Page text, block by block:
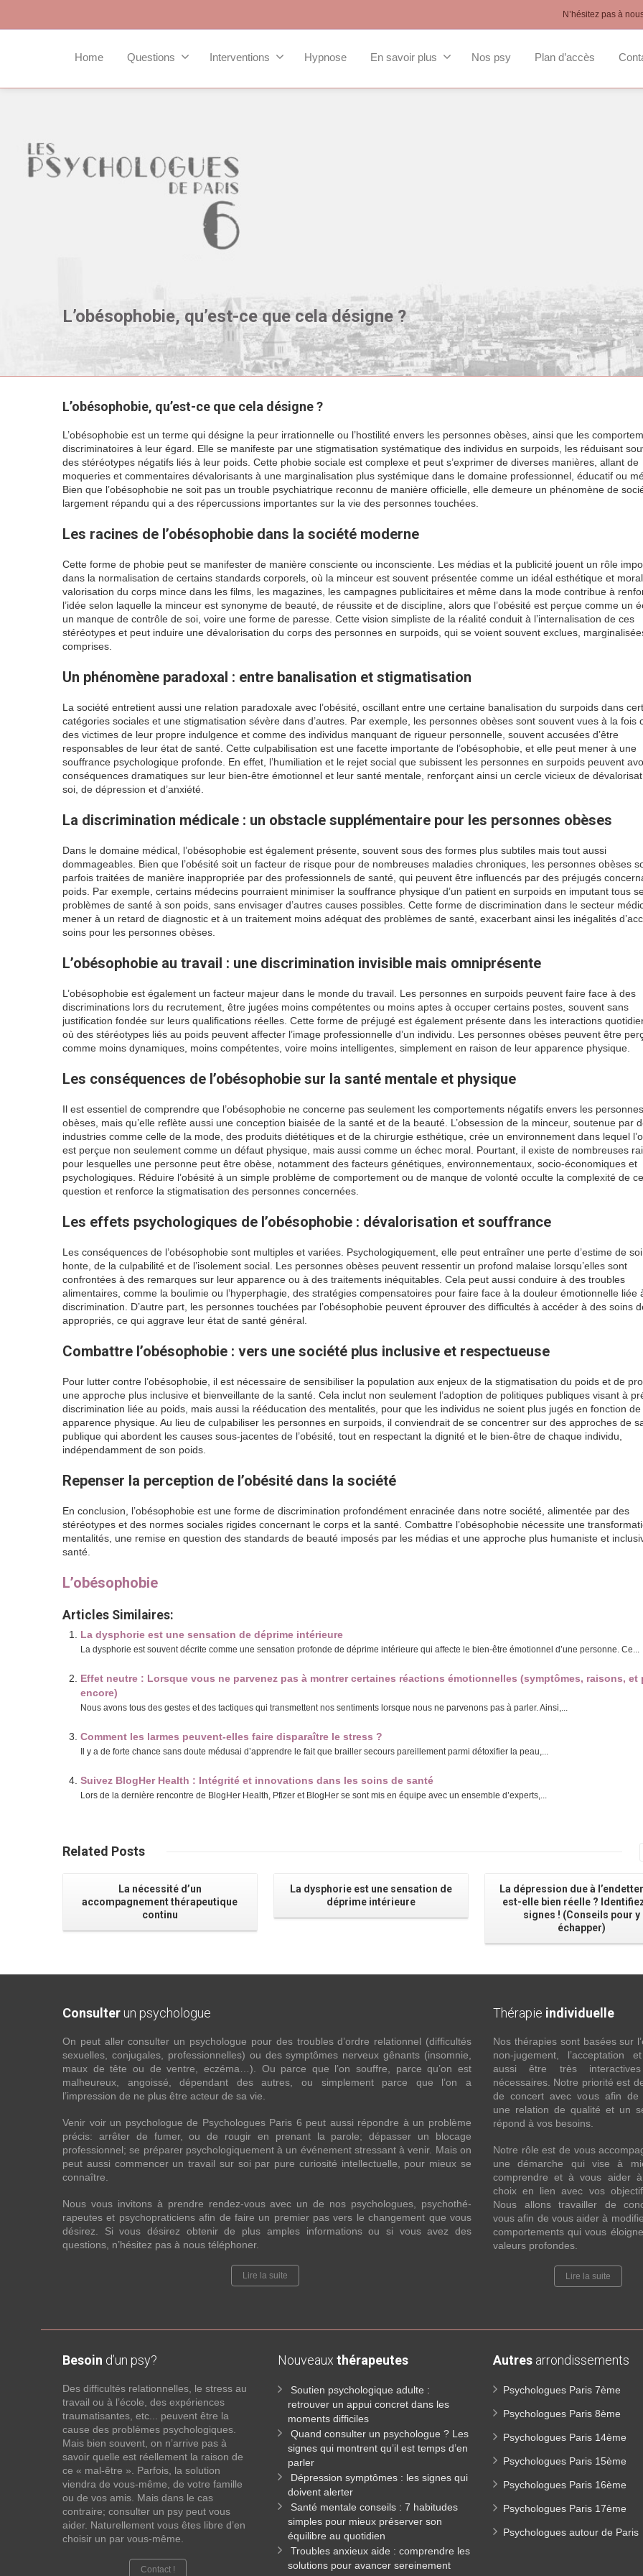
N’hésitez pas à
Home Questions Interventions Hypnose En savoir plus Nos psy Plan d’accès
L’obésophobie, qu’est-ce que cela désigne ?
L’obésophobie, qu’est-ce que cela désigne ?
L’obésophobie est un terme qui désigne la peur irrationnelle ou l’hostilité envers les personnes obèses, ainsi que les
discriminatoires à leur égard. Elle se manifeste par une stigmatisation systématique des individus en surpoids, les réduisant
des stéréotypes négatifs liés à leur poids. Cette phobie sociale est complexe et peut s’exprimer de diverses manières, allant de
moqueries et commentaires dévalorisants à une marginalisation plus systémique dans le domaine professionnel, éducatif ou
Bien que l’obésophobie ne soit pas un trouble psychiatrique reconnu de manière officielle, elle demeure un phénomène de
largement répandu qui a des répercussions importantes sur la vie des personnes touchées.
Les racines de l’obésophobie dans la société moderne
Cette forme de phobie peut se manifester de manière consciente ou inconsciente. Les médias et la publicité jouent un rôle
dans la normalisation de certains standards corporels, où la minceur est souvent présentée comme un idéal esthétique et
valorisation du corps mince dans les films, les magazines, les campagnes publicitaires et même dans la mode contribue à
l’idée selon laquelle la minceur est synonyme de beauté, de réussite et de discipline, alors que l’obésité est perçue comme un
un manque de contrôle de soi, voire une forme de paresse. Cette vision simpliste de la réalité conduit à l’internalisation de ces
stéréotypes et peut induire une dévalorisation du corps des personnes en surpoids, qui se voient souvent exclues,
comprises.
Un phénomène paradoxal : entre banalisation et stigmatisation
La société entretient aussi une relation paradoxale avec l’obésité, oscillant entre une certaine banalisation du surpoids dans
catégories sociales et une stigmatisation sévère dans d’autres. Par exemple, les personnes obèses sont souvent vues à la fois
des victimes de leur propre indulgence et comme des individus manquant de rigueur personnelle, souvent accusées d’être
responsables de leur état de santé. Cette culpabilisation est une facette importante de l’obésophobie, et elle peut mener à une
souffrance psychologique profonde. En effet, l’humiliation et le rejet social que subissent les personnes en surpoids peuvent
conséquences dramatiques sur leur bien-être émotionnel et leur santé mentale, renforçant ainsi un cercle vicieux de
soi, de dépression et d’anxiété.
La discrimination médicale : un obstacle supplémentaire pour les personnes obèses
Dans le domaine médical, l’obésophobie est également présente, souvent sous des formes plus subtiles mais tout aussi
dommageables. Bien que l’obésité soit un facteur de risque pour de nombreuses maladies chroniques, les personnes obèses
parfois traitées de manière inappropriée par des professionnels de santé, qui peuvent être influencés par des préjugés
poids. Par exemple, certains médecins pourraient minimiser la souffrance physique d’un patient en surpoids en imputant tous
problèmes de santé à son poids, sans envisager d’autres causes possibles. Cette forme de discrimination dans le secteur
mener à un retard de diagnostic et à un traitement moins adéquat des problèmes de santé, exacerbant ainsi les inégalités
soins pour les personnes obèses.
L’obésophobie au travail : une discrimination invisible mais omniprésente
L’obésophobie est également un facteur majeur dans le monde du travail. Les personnes en surpoids peuvent faire face à des
discriminations lors du recrutement, être jugées moins compétentes ou moins aptes à occuper certains postes, souvent sans
justification fondée sur leurs qualifications réelles. Cette forme de préjugé est également présente dans les interactions
où des stéréotypes liés au poids peuvent affecter l’image professionnelle d’un individu. Les personnes obèses peuvent être
comme moins dynamiques, moins compétentes, voire moins intelligentes, simplement en raison de leur apparence physique.
Les conséquences de l’obésophobie sur la santé mentale et physique
Il est essentiel de comprendre que l’obésophobie ne concerne pas seulement les comportements négatifs envers les personnes
obèses, mais qu’elle reflète aussi une conception biaisée de la santé et de la beauté. L’obsession de la minceur, soutenue par
industries comme celle de la mode, des produits diététiques et de la chirurgie esthétique, crée un environnement dans lequel
est perçue non seulement comme un défaut physique, mais aussi comme un échec moral. Pourtant, il existe de nombreuses
pour lesquelles une personne peut être obèse, notamment des facteurs génétiques, environnementaux, socio-économiques et
psychologiques. Réduire l’obésité à un simple problème de comportement ou de manque de volonté occulte la complexité de
question et renforce la stigmatisation des personnes concernées.
Les effets psychologiques de l’obésophobie : dévalorisation et souffrance
Les conséquences de l’obésophobie sont multiples et variées. Psychologiquement, elle peut entraîner une perte d’estime de
honte, de la culpabilité et de l’isolement social. Les personnes obèses peuvent ressentir un profond malaise lorsqu’elles sont
confrontées à des remarques sur leur apparence ou à des traitements inéquitables. Cela peut aussi conduire à des troubles
alimentaires, comme la boulimie ou l’hyperphagie, des stratégies compensatoires pour faire face à la douleur émotionnelle liée
discrimination. D’autre part, les personnes touchées par l’obésophobie peuvent éprouver des difficultés à accéder à des soins
appropriés, ce qui aggrave leur état de santé général.
Combattre l’obésophobie : vers une société plus inclusive et respectueuse
Pour lutter contre l’obésophobie, il est nécessaire de sensibiliser la population aux enjeux de la stigmatisation du poids et de
une approche plus inclusive et bienveillante de la santé. Cela inclut non seulement l’adoption de politiques publiques visant à
discrimination liée au poids, mais aussi la rééducation des mentalités, pour que les individus ne soient plus jugés en fonction
apparence physique. Au lieu de culpabiliser les personnes en surpoids, il conviendrait de se concentrer sur des approches de
publique qui abordent les causes sous-jacentes de l’obésité, tout en respectant la dignité et le bien-être de chaque individu,
indépendamment de son poids.
Repenser la perception de l’obésité dans la société
En conclusion, l’obésophobie est une forme de discrimination profondément enracinée dans notre société, alimentée par des
stéréotypes et des normes sociales rigides concernant le corps et la santé. Combattre l’obésophobie nécessite une
mentalités, une remise en question des standards de beauté imposés par les médias et une approche plus humaniste et
santé.
L’obésophobie
Articles Similaires:
La dysphorie est une sensation de déprime intérieure
La dysphorie est souvent décrite comme une sensation profonde de déprime intérieure qui affecte le bien-être émotionnel d’une personne. Ce...
Effet neutre : Lorsque vous ne parvenez pas à montrer certaines réactions émotionnelles (symptômes, raisons, et
encore)
Nous avons tous des gestes et des tactiques qui transmettent nos sentiments lorsque nous ne parvenons pas à parler. Ainsi,...
Comment les larmes peuvent-elles faire disparaître le stress ?
Il y a de forte chance sans doute médusai d’apprendre le fait que brailler secours pareillement parmi détoxifier la peau,...
Suivez BlogHer Health : Intégrité et innovations dans les soins de santé
Lors de la dernière rencontre de BlogHer Health, Pfizer et BlogHer se sont mis en équipe avec un ensemble d’experts,...
Related Posts
La nécessité d’un
accompagnement thérapeutique
continu
La dysphorie est une sensation de
déprime intérieure
La dépression due à
est-elle bien réelle ?
signes ! (Conseils pour y
échapper)
Consulter un psychologue
On peut aller consulter un psychologue pour des troubles d’ordre relationnel (difficultés
sexuelles, conjugales, professionnelles) ou des symptômes nerveux gênants (insomnie,
maux de tête ou de ventre, eczéma…). Ou parce que l’on souffre, parce qu’on est
malheureux, angoissé, dépendant des autres, ou simplement parce que l’on a
l’impression de ne plus être acteur de sa vie.
Venir voir un psychologue de Psychologues Paris 6 peut aussi répondre à un problème
précis: arrêter de fumer, ou de rougir en prenant la parole; dépasser un blocage
professionnel; se préparer psychologiquement à un événement stressant à venir. Mais on
peut aussi commencer un travail sur soi par pure curiosité intellectuelle, pour mieux se
connaître.
Nous vous invitons à prendre rendez-vous avec un de nos psychologues, psychothé-
rapeutes et psychopraticiens afin de faire un premier pas vers le changement que vous
désirez. Si vous désirez obtenir de plus amples informations ou si vous avez des
questions, n’hésitez pas à nous téléphoner.
Lire la suite
Thérapie individuelle
Nos thérapies sont basées sur
non-jugement, l’acceptation
aussi être très
nécessaires. Notre priorité est
de concert avec vous afin de
une relation de qualité et un
répond à vos besoins.
Notre rôle est de vous
une démarche qui vise à
comprendre et à vous aider
choix en lien avec vos
Nous allons travailler de
vous afin de vous aider à
comportements qui vous
valeurs profondes.
Lire la suite
Besoin d’un psy?
Des difficultés relationnelles, le stress au
travail ou à l’école, des expériences
traumatisantes, etc... peuvent être la
cause des problèmes psychologiques.
Mais bien souvent, on n’arrive pas à
savoir quelle est réellement la raison de
ce « mal-être ». Parfois, la solution
viendra de vous-même, de votre famille
ou de vos amis. Mais dans le cas
contraire; consulter un psy peut vous
aider. Naturellement vous êtes libre d’en
choisir un par vous-même.
Contact !
Nouveaux thérapeutes
Soutien psychologique adulte :
retrouver un appui concret dans les
moments difficiles
Quand consulter un psychologue ? Les
signes qui montrent qu’il est temps d’en
parler
Dépression symptômes : les signes qui
doivent alerter
Santé mentale conseils : 7 habitudes
simples pour mieux préserver son
équilibre au quotidien
Troubles anxieux aide : comprendre les
solutions pour avancer sereinement
Autres arrondissements
Psychologues Paris 7ème
Psychologues Paris 8ème
Psychologues Paris 14ème
Psychologues Paris 15ème
Psychologues Paris 16ème
Psychologues Paris 17ème
Psychologues autour de Paris